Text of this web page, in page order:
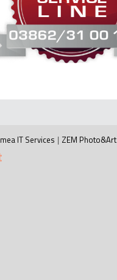
mea IT Services | ZEM Photo&Art